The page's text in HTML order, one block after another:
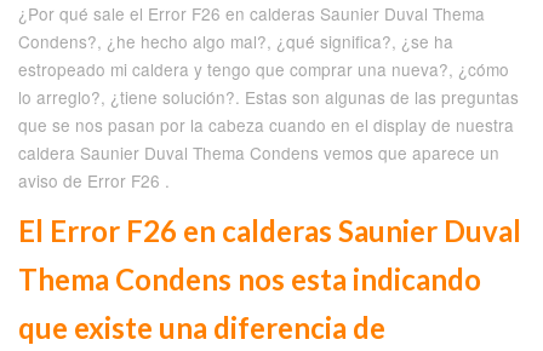
¿Por qué sale el Error F26 en calderas Saunier Duval Thema
Condens?, ¿he hecho algo mal?, ¿qué significa?, ¿se ha
estropeado mi caldera y tengo que comprar una nueva?, ¿cómo
lo arreglo?, ¿tiene solución?. Estas son algunas de las preguntas
que se nos pasan por la cabeza cuando en el display de nuestra
caldera Saunier Duval Thema Condens vemos que aparece un
aviso de Error F26 .
El Error F26 en calderas Saunier Duval
Thema Condens nos esta indicando
que existe una diferencia de